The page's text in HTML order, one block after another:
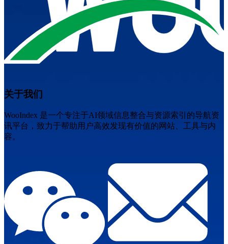
关于我们
WooIndex 是一个专注于AI领域信息整合与资源索引的导航资
讯平台，致力于帮助用户高效发现有价值的网站、工具与内
容。